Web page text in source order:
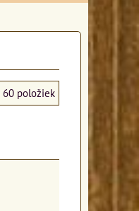
60 položiek